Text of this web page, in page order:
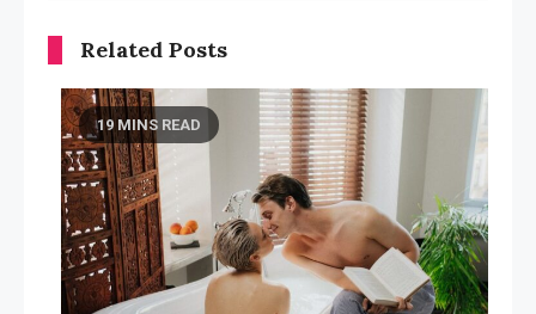
Related Posts
19 MINS READ